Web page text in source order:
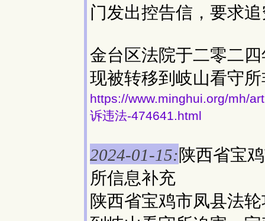
门发出控告信，要求
金台区法院于二零二
现被转移到岐山看守
https://www.minghui.org/mh/
诉违法-474641.html
2024-01-15:陕西省宝
所信息补充
陕西省宝鸡市凤县法